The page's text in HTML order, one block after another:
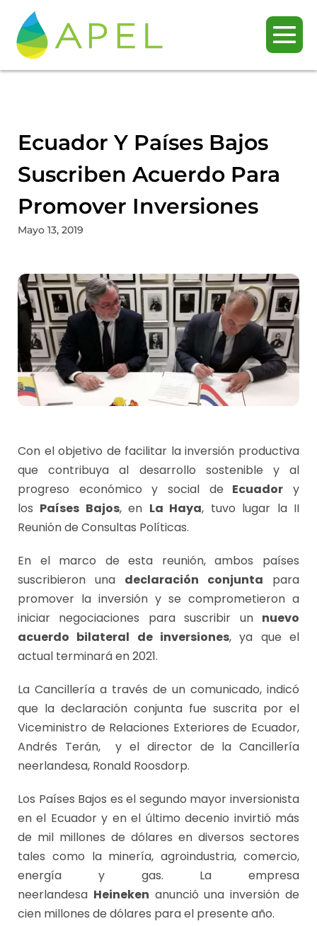
Ecuador Y Países Bajos
Suscriben Acuerdo Para
Promover Inversiones
Mayo 13, 2019
Con el objetivo de facilitar la inversión productiva
que contribuya al desarrollo sostenible y al
progreso económico y social de Ecuador y
los Países Bajos, en La Haya, tuvo lugar la II
Reunión de Consultas Políticas.
En el marco de esta reunión, ambos países
suscribieron una declaración conjunta para
promover la inversión y se comprometieron a
iniciar negociaciones para suscribir un nuevo
acuerdo bilateral de inversiones, ya que el
actual terminará en 2021.
La Cancillería a través de un comunicado, indicó
que la declaración conjunta fue suscrita por el
Viceministro de Relaciones Exteriores de Ecuador,
Andrés Terán, y el director de la Cancillería
neerlandesa, Ronald Roosdorp.
Los Países Bajos es el segundo mayor inversionista
en el Ecuador y en el último decenio invirtió más
de mil millones de dólares en diversos sectores
tales como la minería, agroindustria, comercio,
energía y gas. La empresa
neerlandesa Heineken anunció una inversión de
cien millones de dólares para el presente año.